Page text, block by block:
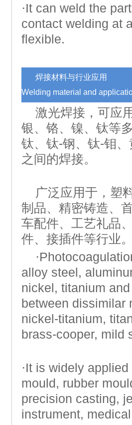
·It can weld the
contact welding at
flexible.
焊接材料与行业应用
Welding material and
激光焊接，可应
银、铬、镍、钛等
钛、钛-钢、钛-钼、
之间的焊接。
广泛应用于，塑
制品、精密铸造、
车配件、工艺礼品
件、接插件等行业
·
alloy steel,
nickel, titanium
between dissimilar
nickel-titanium,
brass-cooper, mild
·It is widely
mould, rubber
precision casting,
instrument,